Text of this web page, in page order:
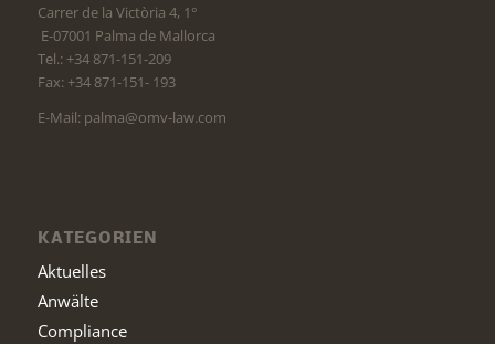
Carrer de la Victòria 4, 1°
E-07001 Palma de Mallorca
Tel.: +34 871-151-209
Fax: +34 871-151- 193
E-Mail: palma@omv-law.com
KATEGORIEN
Aktuelles
Anwälte
Compliance